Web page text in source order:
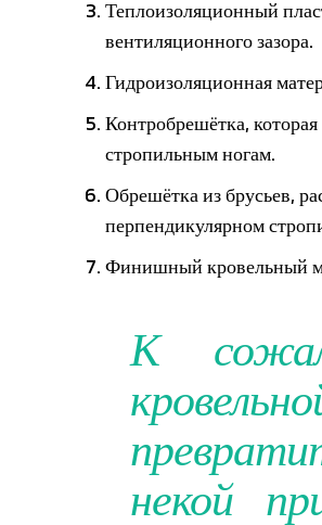
Теплоизоляционный
вентиляционного зазора.
Гидроизоляционная
Контробрешётка,
стропильным ногам.
Обрешётка из брусьев,
перпендикулярном
Финишный кровельный
К
некой